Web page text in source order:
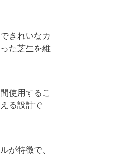
きれいなカ
た芝生を維
使用するこ
る設計で
が特徴で、